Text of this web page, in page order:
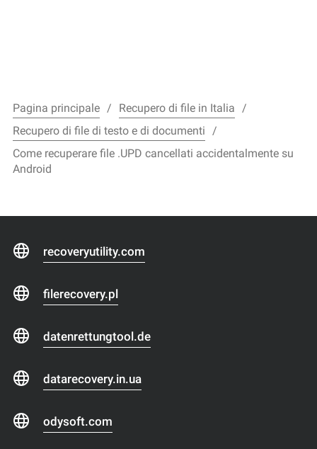
Pagina principale
Recupero di file in Italia
Recupero di file di testo e di documenti
Come recuperare file .UPD cancellati accidentalmente su
Android
recoveryutility.com
filerecovery.pl
datenrettungtool.de
datarecovery.in.ua
odysoft.com